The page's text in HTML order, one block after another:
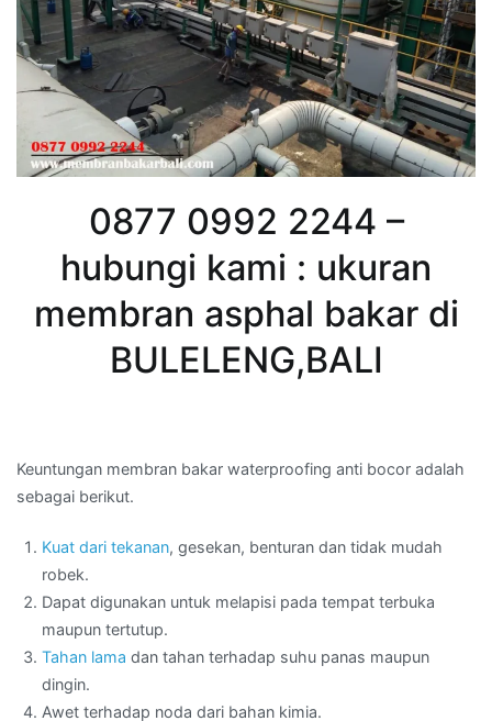
0877 0992 2244 –
hubungi kami : ukuran
membran asphal bakar di
BULELENG,BALI
Keuntungan membran bakar waterproofing anti bocor adalah
sebagai berikut.
Kuat dari tekanan, gesekan, benturan dan tidak mudah
robek.
Dapat digunakan untuk melapisi pada tempat terbuka
maupun tertutup.
Tahan lama dan tahan terhadap suhu panas maupun
dingin.
Awet terhadap noda dari bahan kimia.